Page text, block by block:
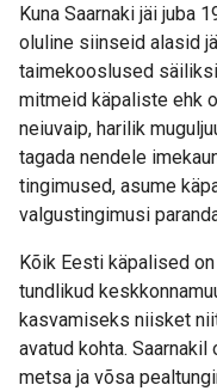
Kuna Saarnaki jäi juba
oluline siinseid alasid
taimekooslused
mitmeid käpaliste ehk
neiuvaip, harilik
tagada nendele
tingimused, asume
valgustingimusi
Kõik Eesti käpalised
tundlikud
kasvamiseks niisket
avatud kohta.
metsa ja võsa